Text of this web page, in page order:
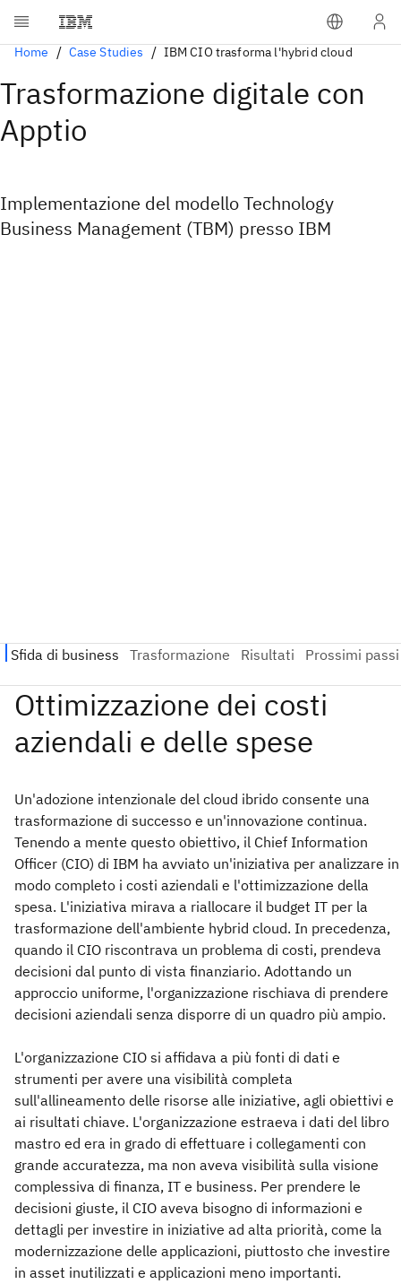
Home Case Studies IBM CIO trasforma l'hybrid cloud
Trasformazione digitale con
Apptio
Implementazione del modello Technology
Business Management (TBM) presso IBM
Un'adozione intenzionale del cloud ibrido consente una
trasformazione di successo e un'innovazione continua.
Tenendo a mente questo obiettivo, il Chief Information
Officer (CIO) di IBM ha avviato un'iniziativa per analizzare in
modo completo i costi aziendali e l'ottimizzazione della
spesa. L'iniziativa mirava a riallocare il budget IT per la
trasformazione dell'ambiente hybrid cloud. In precedenza,
quando il CIO riscontrava un problema di costi, prendeva
decisioni dal punto di vista finanziario. Adottando un
approccio uniforme, l'organizzazione rischiava di prendere
decisioni aziendali senza disporre di un quadro più ampio.
L'organizzazione CIO si affidava a più fonti di dati e
strumenti per avere una visibilità completa
sull'allineamento delle risorse alle iniziative, agli obiettivi e
ai risultati chiave. L'organizzazione estraeva i dati del libro
mastro ed era in grado di effettuare i collegamenti con
grande accuratezza, ma non aveva visibilità sulla visione
complessiva di finanza, IT e business. Per prendere le
decisioni giuste, il CIO aveva bisogno di informazioni e
dettagli per investire in iniziative ad alta priorità, come la
modernizzazione delle applicazioni, piuttosto che investire
in asset inutilizzati e applicazioni meno importanti.